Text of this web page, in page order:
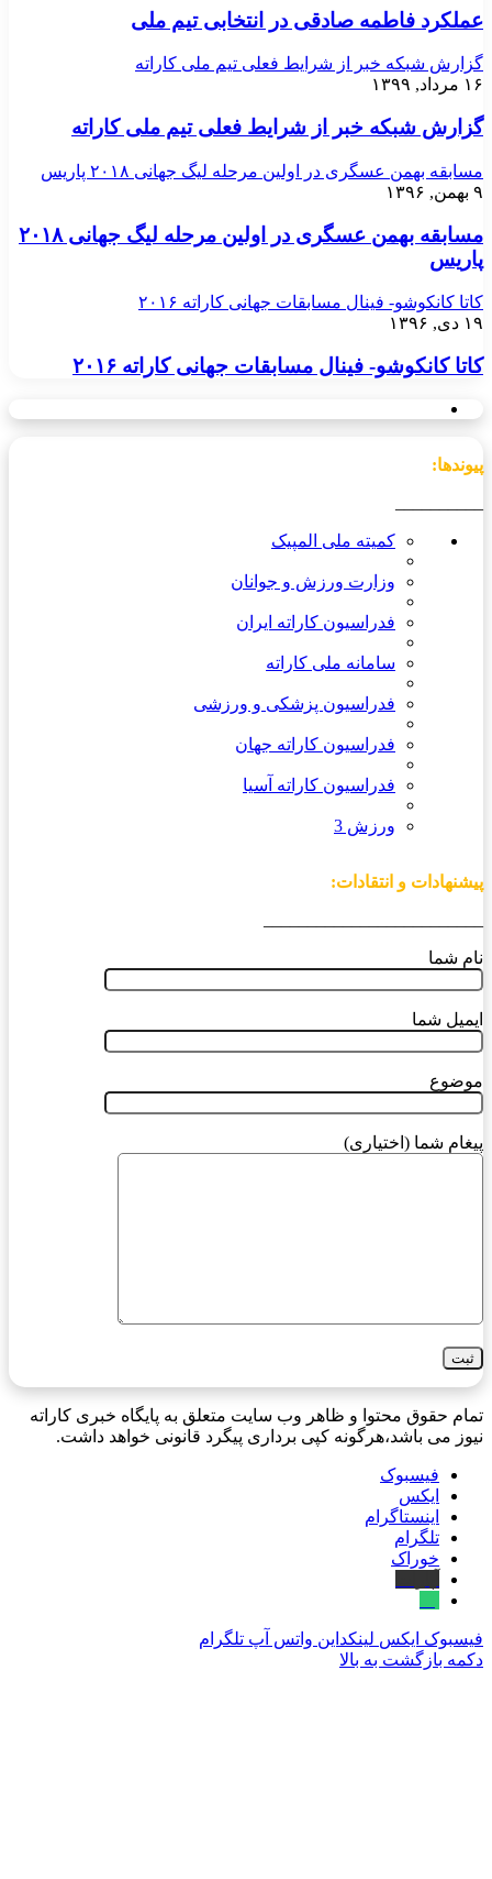
عملکرد فاطمه صادقی در انتخابی تیم ملی
گزارش شبکه خبر از شرایط فعلی تیم ملی کاراته
۱۶ مرداد, ۱۳۹۹
گزارش شبکه خبر از شرایط فعلی تیم ملی کاراته
مسابقه بهمن عسگری در اولین مرحله لیگ جهانی ۲۰۱۸ پاریس
۹ بهمن, ۱۳۹۶
مسابقه بهمن عسگری در اولین مرحله لیگ جهانی ۲۰۱۸
پاریس
کاتا کانکوشو- فینال مسابقات جهانی کاراته ۲۰۱۶
۱۹ دی, ۱۳۹۶
کاتا کانکوشو- فینال مسابقات جهانی کاراته ۲۰۱۶
پیوندها:
کمیته ملی المپیک
وزارت ورزش و جوانان
فدراسیون کاراته ایران
سامانه ملی کاراته
فدراسیون پزشکی و ورزشی
فدراسیون کاراته جهان
فدراسیون کاراته آسیا
ورزش 3
پیشنهادات و انتقادات:
نام شما
ایمیل شما
موضوع
پیغام شما (اختیاری)
تمام حقوق محتوا و ظاهر وب سایت متعلق به پایگاه خبری کاراته
نیوز می باشد،هرگونه کپی برداری پیگرد قانونی خواهد داشت.
فیسبوک
ایکس
اینستاگرام
تلگرام
خوراک
فیسبوک ایکس لینکداین واتس آپ تلگرام
دکمه بازگشت به بالا